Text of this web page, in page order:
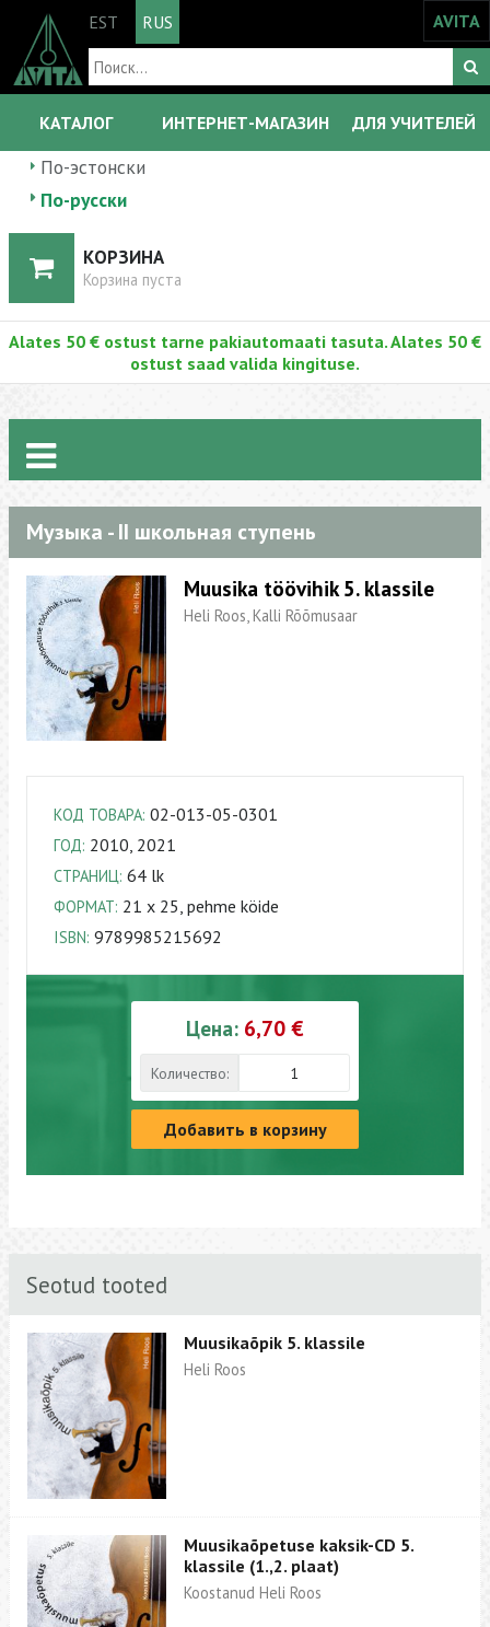
EST RUS AVITA
КАТАЛОГ ИНТЕРНЕТ-МАГАЗИН ДЛЯ УЧИТЕЛЕЙ
По-эстонски
По-русски
КОРЗИНА
Корзина пуста
Alates 50 € ostust tarne pakiautomaati tasuta. Alates 50 €
ostust saad valida kingituse.
Музыка - II школьная ступень
Muusika töövihik 5. klassile
Heli Roos, Kalli Rõõmusaar
КОД ТОВАРА: 02-013-05-0301
ГОД: 2010, 2021
СТРАНИЦ: 64 lk
ФОРМАТ: 21 x 25, pehme köide
ISBN: 9789985215692
Цена: 6,70 €
Количество:
Добавить в корзину
Seotud tooted
Muusikaõpik 5. klassile
Heli Roos
Muusikaõpetuse kaksik-CD 5.
klassile (1.,2. plaat)
Koostanud Heli Roos